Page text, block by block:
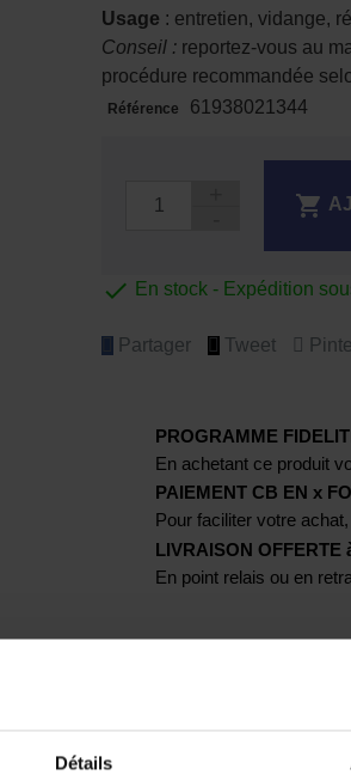
Détails
Usage : entretien, vidange,
Conseil : reportez-vous au
procédure recommandée
Référence 61938021344

 En stock - Expédition
Partager Tweet
PROGRAMME
En achetant ce produit
PAIEMENT CB EN x
Pour faciliter votre
LIVRAISON
En point relais ou en
présente plusieurs avantages